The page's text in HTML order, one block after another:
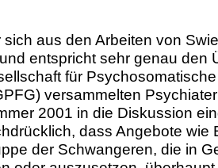
sich aus den Arbeiten von
entspricht sehr genau den
für
versammelten
2001 in die Diskussion
dass Angebote
der Schwangeren, die in